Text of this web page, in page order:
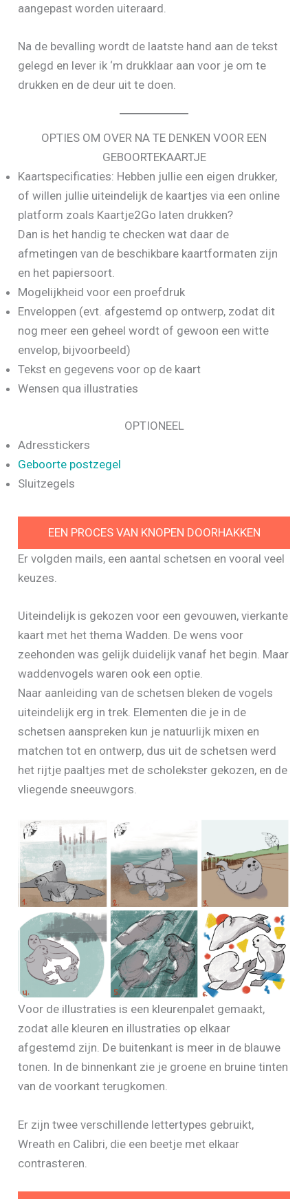
aangepast worden uiteraard.
Na de bevalling wordt de laatste hand aan de tekst
gelegd en lever ik ‘m drukklaar aan voor je om te
drukken en de deur uit te doen.
OPTIES OM OVER NA TE DENKEN VOOR EEN
GEBOORTEKAARTJE
Kaartspecificaties: Hebben jullie een eigen drukker,
of willen jullie uiteindelijk de kaartjes via een online
platform zoals Kaartje2Go laten drukken?
Dan is het handig te checken wat daar de
afmetingen van de beschikbare kaartformaten zijn
en het papiersoort.
Mogelijkheid voor een proefdruk
Enveloppen (evt. afgestemd op ontwerp, zodat dit
nog meer een geheel wordt of gewoon een witte
envelop, bijvoorbeeld)
Tekst en gegevens voor op de kaart
Wensen qua illustraties
OPTIONEEL
Adresstickers
Geboorte postzegel
Sluitzegels
EEN PROCES VAN KNOPEN DOORHAKKEN
Er volgden mails, een aantal schetsen en vooral veel
keuzes.
Uiteindelijk is gekozen voor een gevouwen, vierkante
kaart met het thema Wadden. De wens voor
zeehonden was gelijk duidelijk vanaf het begin. Maar
waddenvogels waren ook een optie.
Naar aanleiding van de schetsen bleken de vogels
uiteindelijk erg in trek. Elementen die je in de
schetsen aanspreken kun je natuurlijk mixen en
matchen tot en ontwerp, dus uit de schetsen werd
het rijtje paaltjes met de scholekster gekozen, en de
vliegende sneeuwgors.
Voor de illustraties is een kleurenpalet gemaakt,
zodat alle kleuren en illustraties op elkaar
afgestemd zijn. De buitenkant is meer in de blauwe
tonen. In de binnenkant zie je groene en bruine tinten
van de voorkant terugkomen.
Er zijn twee verschillende lettertypes gebruikt,
Wreath en Calibri, die een beetje met elkaar
contrasteren.